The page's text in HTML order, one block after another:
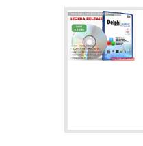
HASIL PENCARIAN